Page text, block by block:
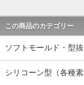
この商品のカテゴリー
ソフトモールド・型
シリコーン型（各種素